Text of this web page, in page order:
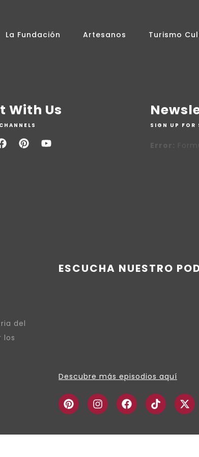
La Fundación Artesanos Turismo
With Us
SIGN UP FOR
Error:
del
los
ESCUCHA NUESTRO
Descubre más episodios aquí